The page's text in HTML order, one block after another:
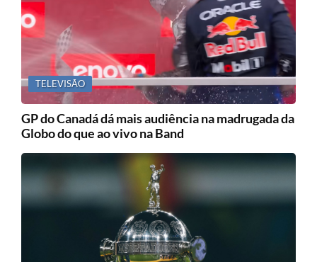
TELEVISÃO
GP do Canadá dá mais audiência na madrugada da
Globo do que ao vivo na Band